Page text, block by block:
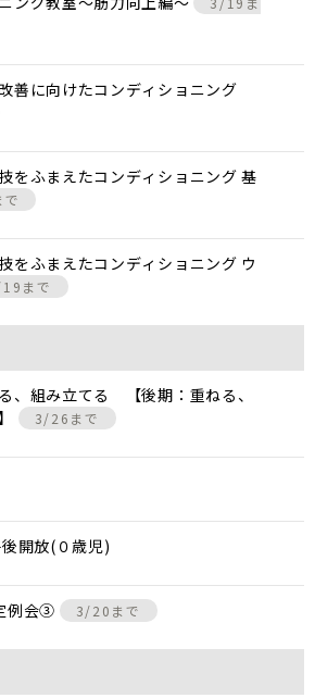
善に向けたコンディショニング
をふまえたコンディショニング 基
をふまえたコンディショニング ウ
まで
、組み立てる 【後期：重ねる、
3/26まで
開放(０歳児)
例会③ 3/20まで